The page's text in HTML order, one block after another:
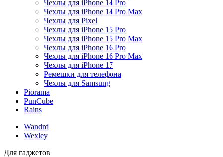
Чехлы для iPhone 14 Pro
Чехлы для iPhone 14 Pro Max
Чехлы для Pixel
Чехлы для iPhone 15 Pro
Чехлы для iPhone 15 Pro Max
Чехлы для iPhone 16 Pro
Чехлы для iPhone 16 Pro Max
Чехлы для iPhone 17
Ремешки для телефона
Чехлы для Samsung
Piorama
PunCube
Rains
Wandrd
Wexley
Для гаджетов